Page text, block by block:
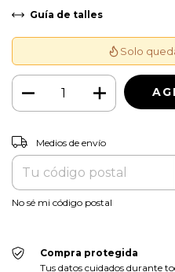
Guía de talles
Solo
Entregas para el CP:
Medios de envío
No sé mi código postal
Compra protegida
Tus datos cuidados durante